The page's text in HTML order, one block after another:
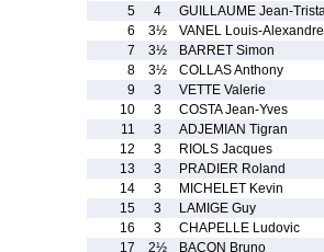
5
4 GUILLAUME Jean-
6
3½ VANEL Louis-Alexandre
7
3½ BARRET Simon
8
3½ COLLAS Anthony
9
3 VETTE Valerie
10
3 COSTA Jean-Yves
11
3 ADJEMIAN Tigran
12
3 RIOLS Jacques
13
3 PRADIER Roland
14
3 MICHELET Kevin
15
3 LAMIGE Guy
16
3 CHAPELLE Ludovic
17
2½ BACON Bruno